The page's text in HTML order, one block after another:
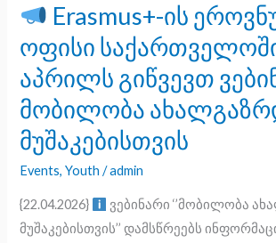
Erasmus+-ის
ოფისი
აპრილს გიწვევთ
მობილობა
მუშაკებისთვის
Events,Youth /admin
{22.04.2026}
ვებინარი ‘’მობილობა
მუშაკებისთვის’’ დამსწრეებს
Erasmus+-
ის
ეროვნული
ოფისი
საქართველოში
27
აპრილს
გიწვევთ
ვებინარებზე: